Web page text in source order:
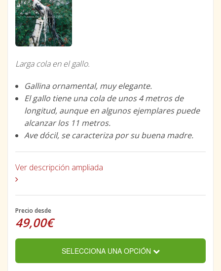
Larga cola en el gallo.
Gallina ornamental, muy elegante.
El gallo tiene una cola de unos 4 metros de
longitud, aunque en algunos ejemplares puede
alcanzar los 11 metros.
Ave dócil, se caracteriza por su buena madre.
Ver descripción ampliada
Precio desde
49,00€
SELECCIONA UNA OPCIÓN